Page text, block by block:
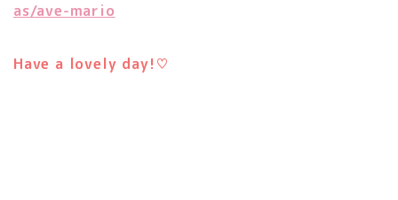
as/ave-mario
Have a lovely day!♡